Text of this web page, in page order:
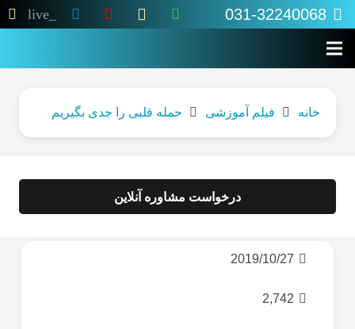
031-32240068
live_tv
خانه فیلم آموزشی حمله قلبی را جدی بگیریم
درخواست مشاوره آنلاین
2019/10/27
2,742